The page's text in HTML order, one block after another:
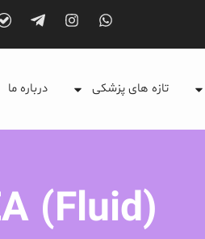
تازه های پزشکی درباره ما
(Fluid)